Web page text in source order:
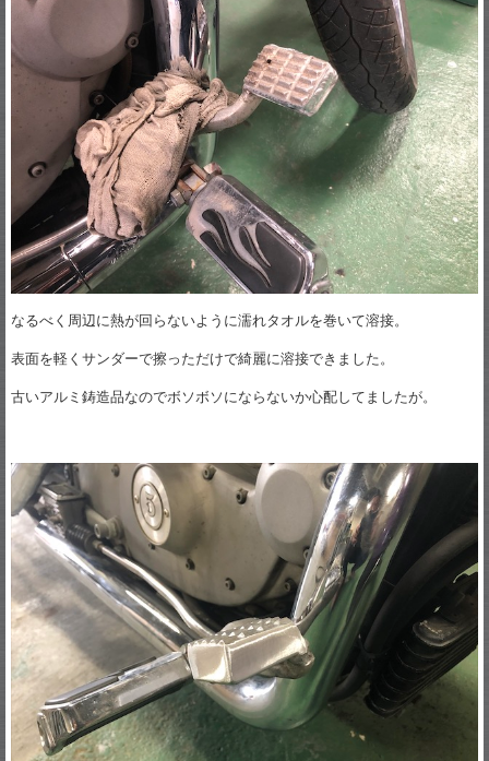
なるべく周辺に熱が回らないように濡れタオルを巻いて溶接。
表面を軽くサンダーで擦っただけで綺麗に溶接できました。
古いアルミ鋳造品なのでボソボソにならないか心配してましたが。